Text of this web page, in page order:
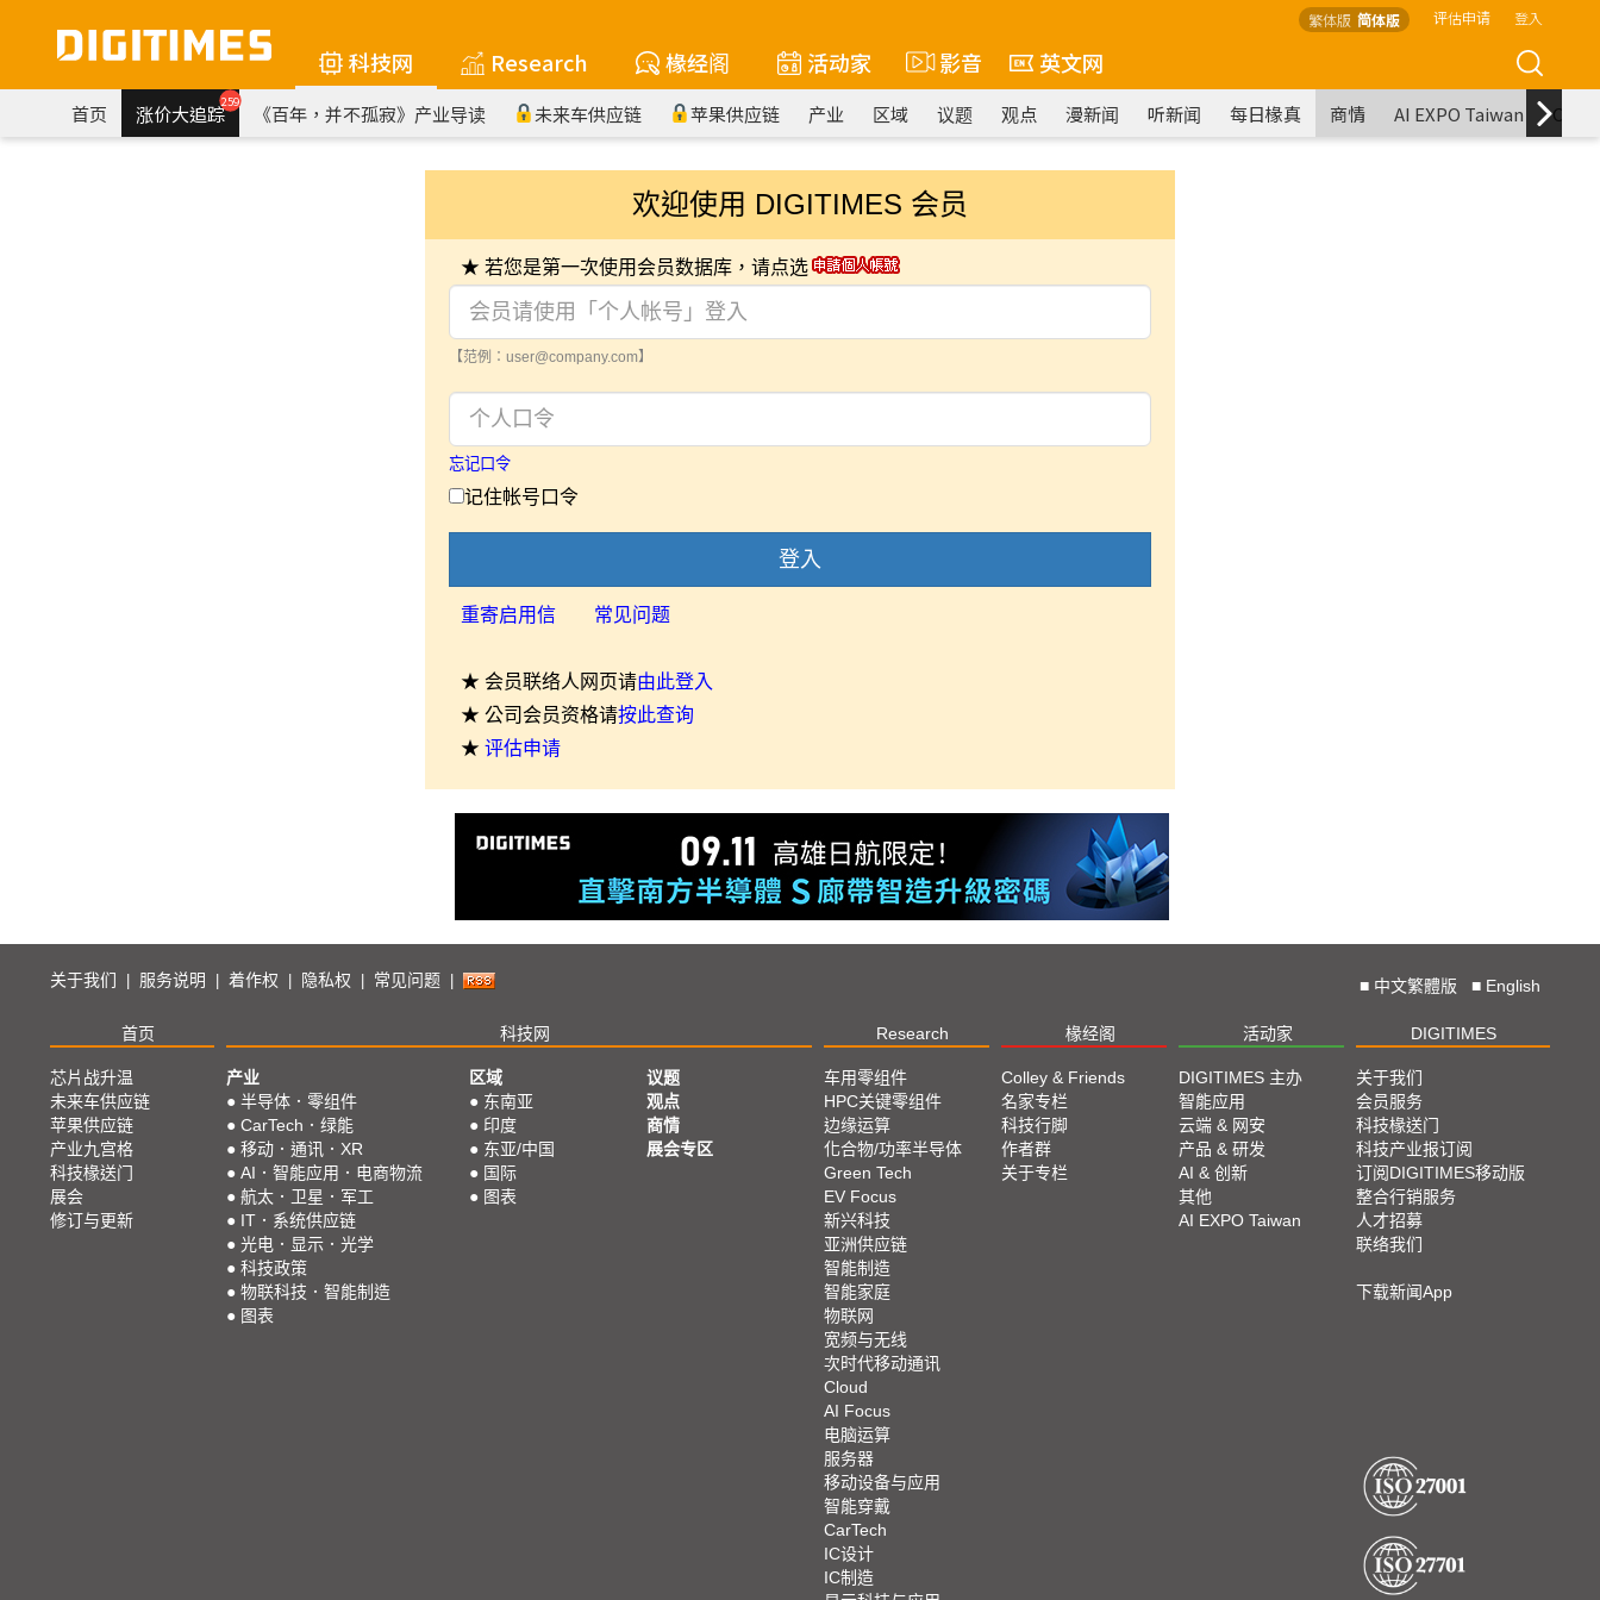
繁体版 简体版 评估申请 登入
科技网 Research 椽经阁 活动家 影音 英文网
首页 涨价大追踪259 《百年，并不孤寂》产业导读 未来车供应链 苹果供应链 产业 区域 议题 观点 漫新闻 听新闻 每日椽真 商情 AI EXPO Taiwan
欢迎使用 DIGITIMES 会员
★ 若您是第一次使用会员数据库，请点选
【范例：user@company.com】
忘记口令
记住帐号口令
登入
重寄启用信 常见问题
★ 会员联络人网页请由此登入
★ 公司会员资格请按此查询
★ 评估申请
关于我们 服务说明 着作权 隐私权 常见问题 ■ 中文繁體版 ■ English
首页 科技网 Research 椽经阁 活动家 DIGITIMES
芯片战升温
未来车供应链
苹果供应链
产业九宫格
科技椽送门
展会
修订与更新
产业
● 半导体．零组件
● CarTech．绿能
● 移动．通讯．XR
● AI．智能应用．电商物流
● 航太．卫星．军工
● IT．系统供应链
● 光电．显示．光学
● 科技政策
● 物联科技．智能制造
● 图表
区域
● 东南亚
● 印度
● 东亚/中国
● 国际
● 图表
议题
观点
商情
展会专区
车用零组件
HPC关键零组件
边缘运算
化合物/功率半导体
Green Tech
EV Focus
新兴科技
亚洲供应链
智能制造
智能家庭
物联网
宽频与无线
次时代移动通讯
Cloud
AI Focus
电脑运算
服务器
移动设备与应用
智能穿戴
CarTech
IC设计
IC制造
Colley & Friends
名家专栏
科技行脚
作者群
关于专栏
DIGITIMES 主办
智能应用
云端 & 网安
产品 & 研发
AI & 创新
其他
AI EXPO Taiwan
关于我们
会员服务
科技椽送门
科技产业报订阅
订阅DIGITIMES移动版
整合行销服务
人才招募
联络我们
下载新闻App